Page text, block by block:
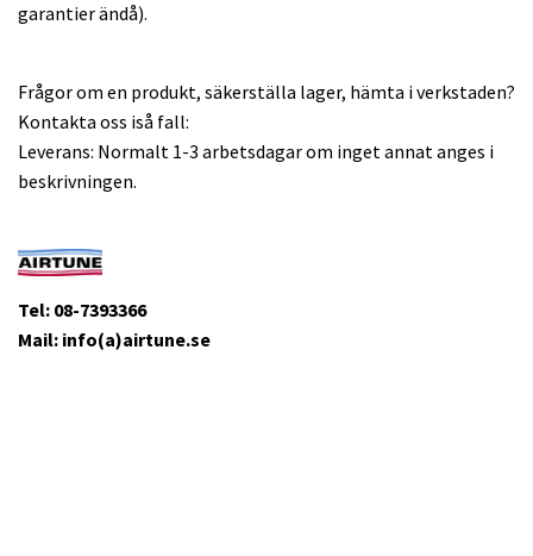
garantier ändå).
Frågor om en produkt, säkerställa lager, hämta i verkstaden?
Kontakta oss iså fall:
Leverans: Normalt 1-3 arbetsdagar om inget annat anges i
beskrivningen.
Tel: 08-7393366
Mail: info(a)airtune.se